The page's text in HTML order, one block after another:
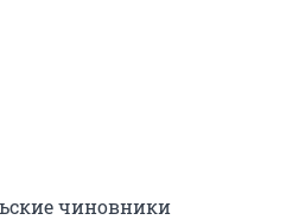
чиновники